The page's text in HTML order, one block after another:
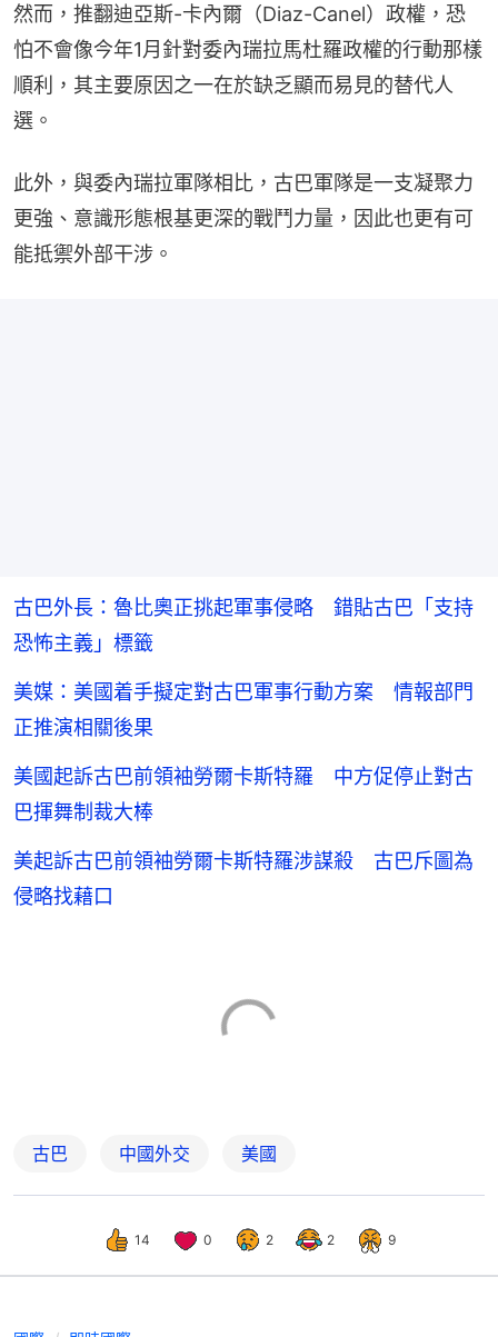
然而，推翻迪亞斯-卡內爾（Diaz-Canel）政權，恐
怕不會像今年1月針對委內瑞拉馬杜羅政權的行動那樣
順利，其主要原因之一在於缺乏顯而易見的替代人
選。
此外，與委內瑞拉軍隊相比，古巴軍隊是一支凝聚力
更強、意識形態根基更深的戰鬥力量，因此也更有可
能抵禦外部干涉。
古巴外長：魯比奧正挑起軍事侵略 錯貼古巴「支持
恐怖主義」標籤
美媒：美國着手擬定對古巴軍事行動方案 情報部門
正推演相關後果
美國起訴古巴前領袖勞爾卡斯特羅 中方促停止對古
巴揮舞制裁大棒
美起訴古巴前領袖勞爾卡斯特羅涉謀殺 古巴斥圖為
侵略找藉口
古巴 中國外交 美國
14 0 2 2 9